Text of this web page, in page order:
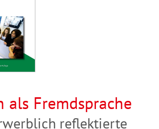
als Fremdsprache
reflektierte